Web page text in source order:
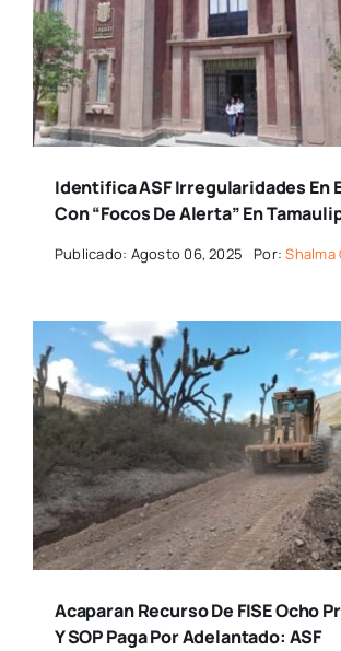
Identifica ASF Irregularidades En
Con “focos De Alerta” En
Publicado: Agosto 06, 2025 Por:Shalma
Acaparan Recurso De FISE Ocho
Y SOP Paga Por Adelantado: ASF